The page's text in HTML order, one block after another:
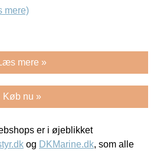
mere)
mere »
Køb nu »
er i øjeblikket
og DKMarine.dk, som alle